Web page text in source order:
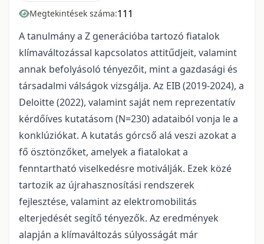
Megtekintések száma:111
A tanulmány a Z generációba tartozó fiatalok
klímaváltozással kapcsolatos attitűdjeit, valamint
annak befolyásoló tényezőit, mint a gazdasági és
társadalmi válságok vizsgálja. Az EIB (2019-2024), a
Deloitte (2022), valamint saját nem reprezentatív
kérdőíves kutatásom (N=230) adataiból vonja le a
konklúziókat. A kutatás górcső alá veszi azokat a
fő ösztönzőket, amelyek a fiatalokat a
fenntartható viselkedésre motiválják. Ezek közé
tartozik az újrahasznosítási rendszerek
fejlesztése, valamint az elektromobilitás
elterjedését segítő tényezők. Az eredmények
alapján a klímaváltozás súlyosságát már